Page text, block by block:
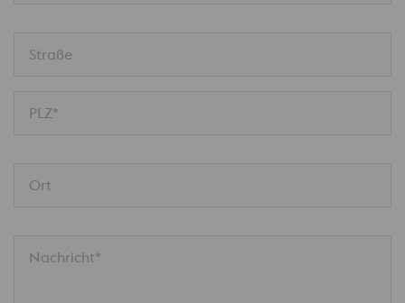
Straße
PLZ*
Ort
Nachricht*